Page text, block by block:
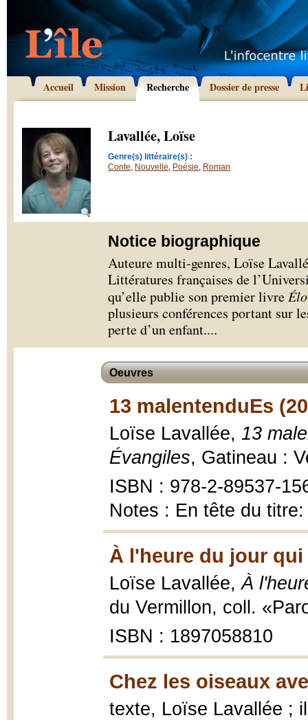
Accueil Mission Recherche Dossier de presse
Lavallée, Loïse
Genre(s) littéraire(s) :
Conte, Nouvelle, Poésie, Roman
Notice biographique
Auteure multi-genres, Loïse
Littératures françaises de
qu’elle publie son premier livre
plusieurs conférences portant sur
perte d’un enfant....
Oeuvres
13 malentenduEs
Loïse Lavallée, 13
Évangiles, Gatineau :
ISBN : 978-2-89537-
Notes : En tête du
À l'heure du jour qui
Loïse Lavallée,À
du Vermillon, coll.
ISBN : 1897058810
Chez les oiseaux
texte, Loïse Lavallée ;